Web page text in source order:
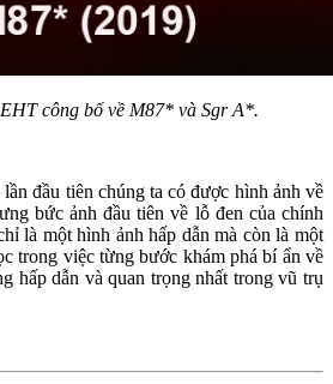
công bố về M87* và Sgr A*.
đầu tiên chúng ta có được hình ảnh về
bức ảnh đầu tiên về lỗ đen của chính
là một hình ảnh hấp dẫn mà còn là một
trong việc từng bước khám phá bí ẩn về
hấp dẫn và quan trọng nhất trong vũ trụ